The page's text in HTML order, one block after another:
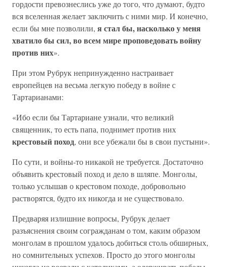
гордости превознеслись уже до того, что думают, будто
вся вселенная желает заключить с ними мир. И конечно,
если бы мне позволили, я стал бы, насколько у меня
хватило бы сил, во всем мире проповедовать войну
против них».
При этом Рубрук непринужденно настраивает
европейцев на весьма легкую победу в войне с
Тартарианами:
«Ибо если бы Тартариане узнали, что великий
священник, то есть папа, поднимет против них
крестовый поход, они все убежали бы в свои пустыни».
По сути, и войны-то никакой не требуется. Достаточно
объявить крестовый поход и дело в шляпе. Монголы,
только услышав о крестовом походе, добровольно
растворятся, будто их никогда и не существовало.
Предваряя излишние вопросы, Рубрук делает
разъяснения своим согражданам о том, каким образом
монголам в прошлом удалось добиться столь обширных,
но сомнительных успехов. Просто до этого монголы